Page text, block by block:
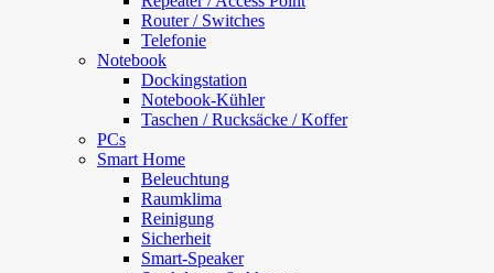
Router / Switches
Telefonie
Notebook
Dockingstation
Notebook-Kühler
Taschen / Rucksäcke / Koffer
PCs
Smart Home
Beleuchtung
Raumklima
Reinigung
Sicherheit
Smart-Speaker